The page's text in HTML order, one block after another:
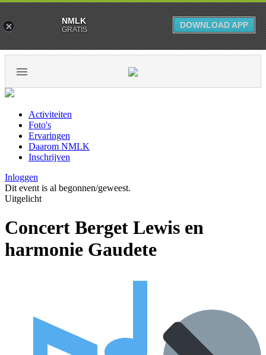
Activiteiten
Foto's
Ervaringen
Daarom NMLK
Inschrijven
Inloggen
Dit event is al begonnen/geweest.
Uitgelicht
Concert Berget Lewis en
harmonie Gaudete
NMLK
GRATIS DOWNLOAD APP